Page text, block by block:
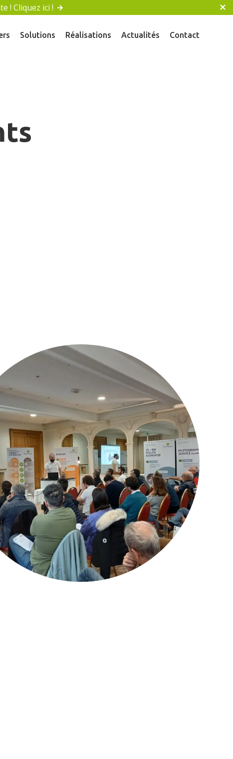
! Cliquez ici !
Solutions Réalisations Actualités Contact